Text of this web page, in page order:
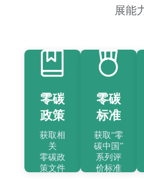
展能
零碳
政策
获取相
关
零碳政
策文件
零碳
标准
获取“零
碳中国”
系列评
价标准